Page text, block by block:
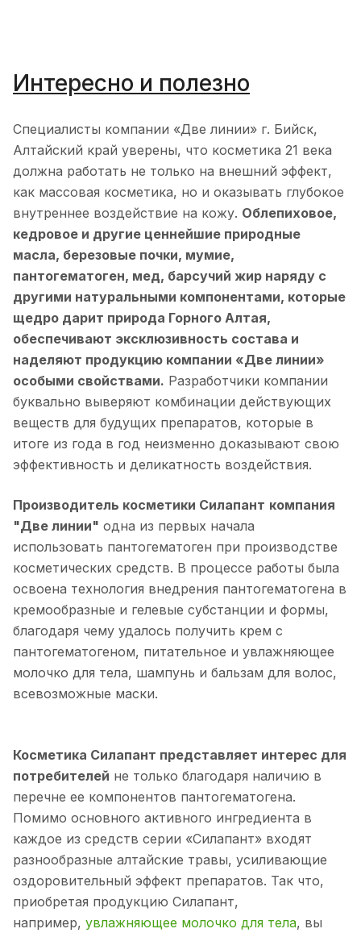
Интересно и полезно
Специалисты компании «Две линии» г. Бийск,
Алтайский край уверены, что косметика 21 века
должна работать не только на внешний эффект,
как массовая косметика, но и оказывать глубокое
внутреннее воздействие на кожу. Облепиховое,
кедровое и другие ценнейшие природные
масла, березовые почки, мумие,
пантогематоген, мед, барсучий жир наряду с
другими натуральными компонентами, которые
щедро дарит природа Горного Алтая,
обеспечивают эксклюзивность состава и
наделяют продукцию компании «Две линии»
особыми свойствами. Разработчики компании
буквально выверяют комбинации действующих
веществ для будущих препаратов, которые в
итоге из года в год неизменно доказывают свою
эффективность и деликатность воздействия.
Производитель косметики Силапант компания
"Две линии" одна из первых начала
использовать пантогематоген при производстве
косметических средств. В процессе работы была
освоена технология внедрения пантогематогена в
кремообразные и гелевые субстанции и формы,
благодаря чему удалось получить крем с
пантогематогеном, питательное и увлажняющее
молочко для тела, шампунь и бальзам для волос,
всевозможные маски.
Косметика Силапант представляет интерес для
потребителей не только благодаря наличию в
перечне ее компонентов пантогематогена.
Помимо основного активного ингредиента в
каждое из средств серии «Силапант» входят
разнообразные алтайские травы, усиливающие
оздоровительный эффект препаратов. Так что,
приобретая продукцию Силапант,
например, увлажняющее молочко для тела, вы